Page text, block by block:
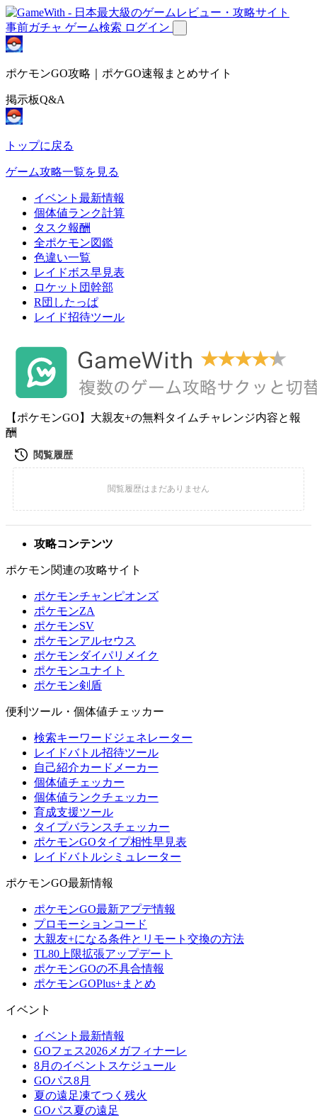
事前ガチャ ゲーム検索 ログイン
ポケモンGO攻略｜ポケGO速報まとめサイト
掲示板Q&A
トップに戻る
ゲーム攻略一覧を見る
イベント最新情報
個体値ランク計算
タスク報酬
全ポケモン図鑑
色違い一覧
レイドボス早見表
ロケット団幹部
R団したっぱ
レイド招待ツール
【ポケモンGO】大親友+の無料タイムチャレンジ内容と報
酬
攻略コンテンツ
ポケモン関連の攻略サイト
ポケモンチャンピオンズ
ポケモンZA
ポケモンSV
ポケモンアルセウス
ポケモンダイパリメイク
ポケモンユナイト
ポケモン剣盾
便利ツール・個体値チェッカー
検索キーワードジェネレーター
レイドバトル招待ツール
自己紹介カードメーカー
個体値チェッカー
個体値ランクチェッカー
育成支援ツール
タイプバランスチェッカー
ポケモンGOタイプ相性早見表
レイドバトルシミュレーター
ポケモンGO最新情報
ポケモンGO最新アプデ情報
プロモーションコード
大親友+になる条件とリモート交換の方法
TL80上限拡張アップデート
ポケモンGOの不具合情報
ポケモンGOPlus+まとめ
イベント
イベント最新情報
GOフェス2026メガフィナーレ
8月のイベントスケジュール
GOパス8月
夏の遠足凍てつく残火
GOパス夏の遠足